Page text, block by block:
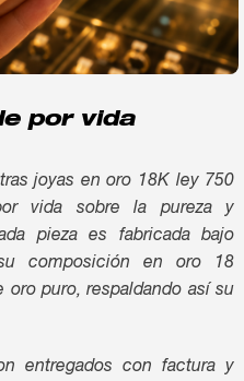
por vida
joyas en oro 18K ley 750
vida sobre la pureza y
pieza es fabricada bajo
composición en oro 18
puro, respaldando así su
entregados con factura y